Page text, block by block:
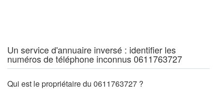
Un service d'annuaire inversé : identifier les
numéros de téléphone inconnus 0611763727
Qui est le propriétaire du 0611763727 ?